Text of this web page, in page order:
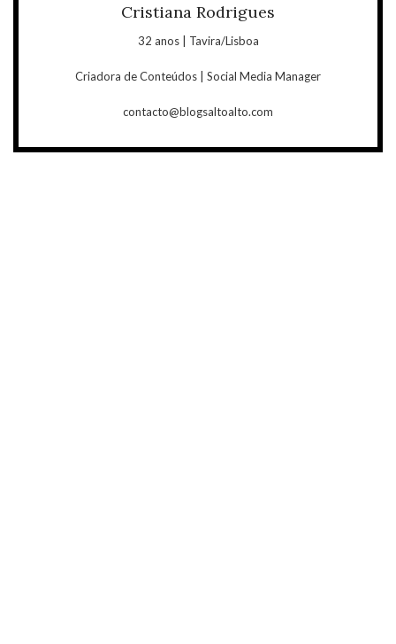
Cristiana Rodrigues
32 anos | Tavira/Lisboa
Criadora de Conteúdos | Social Media Manager
contacto@blogsaltoalto.com